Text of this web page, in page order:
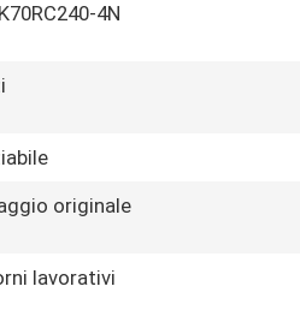
4N
originale
lavorativi